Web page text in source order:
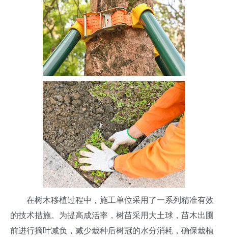
在树木移植过程中，施工单位采用了一系列精准有效
的技术措施。为提高成活率，树苗采用大土球，苗木出圃
前进行摘叶减负，减少栽种后树冠的水分消耗，确保栽植